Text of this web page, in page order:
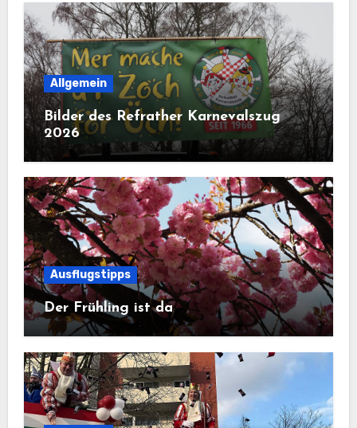
Allgemein
Bilder des Refrather Karnevalszug
2026
Ausflugstipps
Der Frühling ist da